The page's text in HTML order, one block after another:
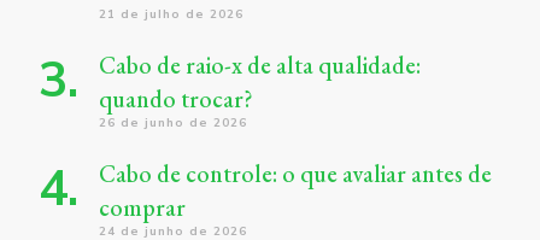
21 de julho de 2026
Cabo de raio-x de alta qualidade:
quando trocar?
26 de junho de 2026
Cabo de controle: o que avaliar antes de
comprar
24 de junho de 2026